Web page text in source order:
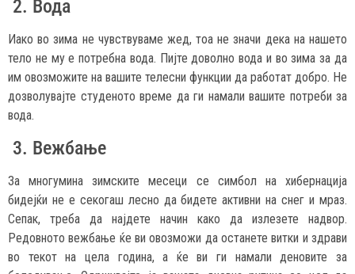
2. Вода
Иако во зима не чувствуваме жед, тоа не значи дека на нашето
тело не му е потребна вода. Пијте доволно вода и во зима за да
им овозможите на вашите телесни функции да работат добро. Не
дозволувајте студеното време да ги намали вашите потреби за
вода.
3. Вежбање
За многумина зимските месеци се симбол на хибернација
бидејќи не е секогаш лесно да бидете активни на снег и мраз.
Сепак, треба да најдете начин како да излезете надвор.
Редовното вежбање ќе ви овозможи да останете витки и здрави
во текот на цела година, а ќе ви ги намали деновите за